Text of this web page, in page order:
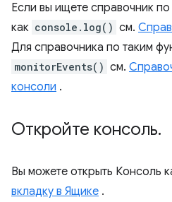
Если вы ищете справочник
как console.log() см.
Для справочника по таким
monitorEvents() см.
консоли .
Откройте консоль.
Вы можете открыть Консоль
вкладку в Ящике .